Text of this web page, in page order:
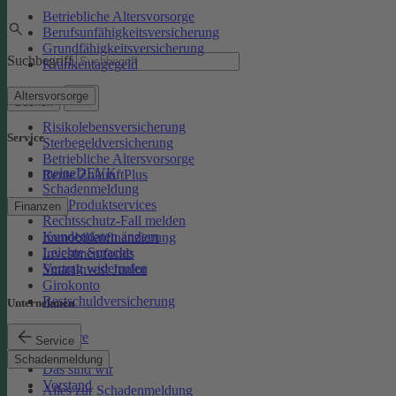
Betriebliche Altersvorsorge
Berufsunfähigkeitsversicherung
Grundfähigkeitsversicherung
Krankentagegeld
Altersvorsorge
Risikolebensversicherung
Sterbegeldversicherung
Betriebliche Altersvorsorge
Rente ZukunftPlus
Finanzen
Immobilienfinanzierung
Investmentfonds
SmartInvest Junior
Girokonto
Restschuldversicherung
Service
Schadenmeldung
Alles zur Schadenmeldung
Suchbegriff
Suchen
Service
meineDEVK
Schadenmeldung
Kfz-Produktservices
Rechtsschutz-Fall melden
Kundendaten ändern
Leichte Sprache
Vertrag widerrufen
Unternehmen
Karriere
Presse
Das sind wir
Vorstand